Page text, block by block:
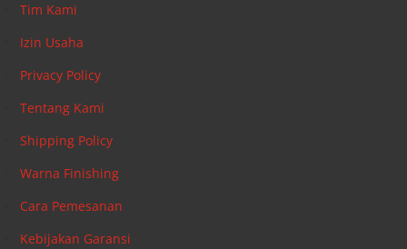
Tim Kami
Izin Usaha
Privacy Policy
Tentang Kami
Shipping Policy
Warna Finishing
Cara Pemesanan
Kebijakan Garansi